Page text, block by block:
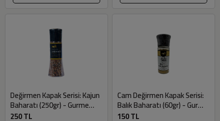
Değirmen Kapak Serisi: Kajun
Baharatı (250gr) - Gurme
Market
250 TL
Cam Değirmen Kapak Serisi:
Balık Baharatı (60gr) - Gurme
Market
150 TL